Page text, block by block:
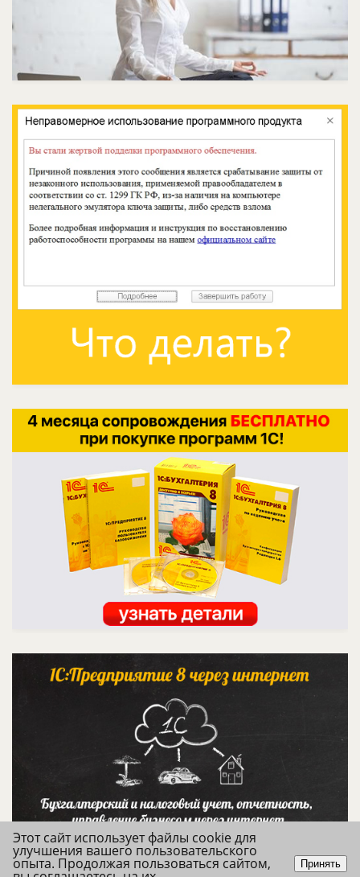
Этот сайт использует файлы cookie для
улучшения вашего пользовательского
опыта. Продолжая пользоваться сайтом, Принять